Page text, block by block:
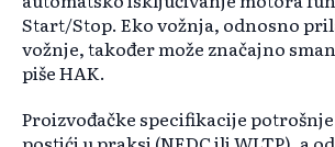
Start/Stop. Eko vožnja, odnosno
vožnje, također može značajno
piše HAK.
Proizvođačke specifikacije potrošnje